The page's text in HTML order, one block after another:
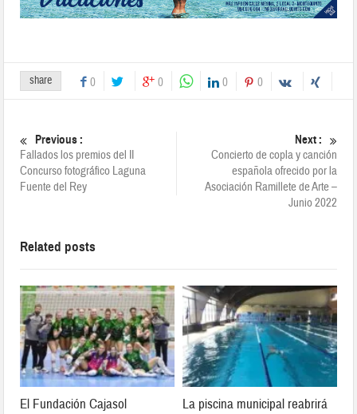
share 0 0 0 0
Previous :
Fallados los premios del II
Concurso fotográfico Laguna
Fuente del Rey
Next :
Concierto de copla y canción
española ofrecido por la
Asociación Ramillete de Arte –
Junio 2022
Related posts
El Fundación Cajasol
La piscina municipal reabrirá